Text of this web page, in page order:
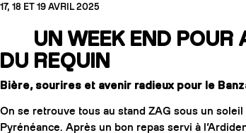
17, 18 ET 19 AVRIL 2025
UN WEEK END POUR
DU REQUIN
Bière, sourires et avenir radieux pour le
On se retrouve tous au stand ZAG sous un
Pyrénéance. Après un bon repas servi à